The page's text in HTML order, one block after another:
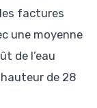
les factures
une moyenne
de l’eau
de 28